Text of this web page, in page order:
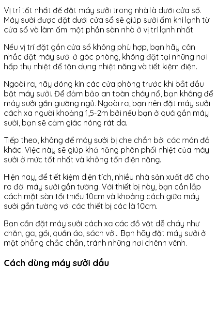
Vị trí tốt nhất để đặt máy sưởi trong nhà là dưới cửa sổ.
Máy sưởi được đặt dưới cửa sổ sẽ giúp sưởi ấm khí lạnh từ
cửa sổ và làm ấm một phần sàn nhà ở vị trí lạnh nhất.
Nếu vị trí đặt gần cửa sổ không phù hợp, bạn hãy cân
nhắc đặt máy sưởi ở góc phòng, không đặt tại những nơi
hấp thụ nhiệt để tận dụng nhiệt năng và tiết kiệm điện.
Ngoài ra, hãy đóng kín các cửa phòng trước khi bắt đầu
bật máy sưởi. Để đảm bảo an toàn cháy nổ, bạn không để
máy sưởi gần giường ngủ. Ngoài ra, bạn nên đặt máy sưởi
cách xa người khoảng 1,5-2m bởi nếu bạn ở quá gần máy
sưởi, bạn sẽ cảm giác nóng rát da.
Tiếp theo, không để máy sưởi bị che chắn bởi các món đồ
khác. Việc này sẽ giúp khả năng phân phối nhiệt của máy
sưởi ở mức tốt nhất và không tốn điện năng.
Hiện nay, để tiết kiệm diện tích, nhiều nhà sản xuất đã cho
ra đời máy sưởi gắn tường. Với thiết bị này, bạn cần lắp
cách mặt sàn tối thiểu 10cm và khoảng cách giữa máy
sưởi gắn tường với các thiết bị các là 10cm.
Bạn cần đặt máy sưởi cách xa các đồ vật dễ cháy như
chăn, ga, gối, quần áo, sách vở… Bạn hãy đặt máy sưởi ở
mặt phẳng chắc chắn, tránh những nơi chênh vênh.
Cách dùng máy sưởi dầu